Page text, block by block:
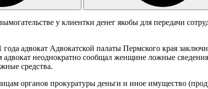
у клиентки денег якобы для передачи
адвокат Адвокатской палаты Пермского края
неоднократно сообщал женщине ложные
средства.
органов прокуратуры деньги и иное имущество